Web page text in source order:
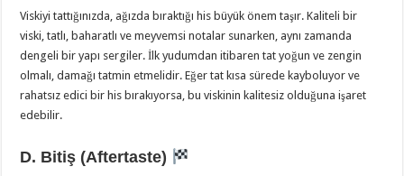
Viskiyi tattığınızda, ağızda bıraktığı his büyük önem taşır. Kaliteli bir
viski, tatlı, baharatlı ve meyvemsi notalar sunarken, aynı zamanda
dengeli bir yapı sergiler. İlk yudumdan itibaren tat yoğun ve zengin
olmalı, damağı tatmin etmelidir. Eğer tat kısa sürede kayboluyor ve
rahatsız edici bir his bırakıyorsa, bu viskinin kalitesiz olduğuna işaret
edebilir.
D. Bitiş (Aftertaste)